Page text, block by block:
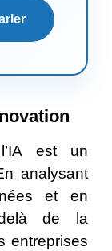
est un
analysant
et en
delà de la
entreprises